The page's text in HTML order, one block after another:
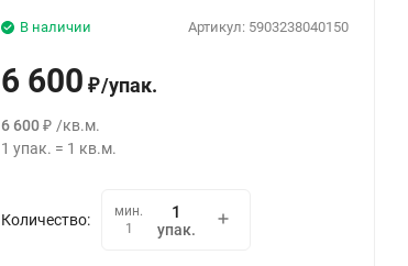
Артикул: 5903238040150
В наличии
6 600 ₽/упак.
6 600 ₽ /кв.м.
1 упак. = 1 кв.м.
Количество:
мин.
1
упак.